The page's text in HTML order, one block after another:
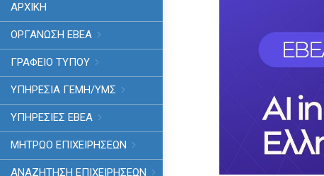
ΑΡΧΙΚΗ
ΟΡΓΑΝΩΣΗ ΕΒΕΑ
ΓΡΑΦΕΙΟ ΤΥΠΟΥ
ΥΠΗΡΕΣΊΑ ΓΕΜΗ/ΥΜΣ
ΥΠΗΡΕΣΙΕΣ ΕΒΕΑ
ΜΗΤΡΩΟ ΕΠΙΧΕΙΡΗΣΕΩΝ
ΑΝΑΖΗΤΗΣΗ ΕΠΙΧΕΙΡΗΣΕΩΝ